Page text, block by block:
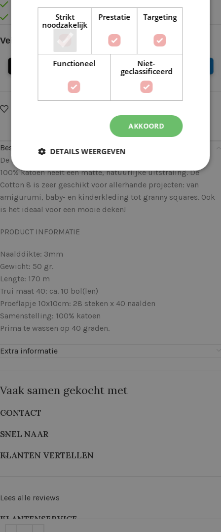
Gratis verzonden vanaf €55,-
Vóór 16:30 besteld = Zelfde (werk)dag verzonden
Veilig online betalen
Beschrijving
De Scheepjes Cotton 8 kleur 718 Zachtroze is gemaakt van
100% katoen heeft een matte, natuurlijke uitstraling. De
Cotton 8 is zeer geschikt voor allerhande projecten: van
amigurumi, baby- en kinderkleding tot granny squares. Ook
is het ideaal voor een mooie deken!
PRODUCT INFORMATIE
Naalddikte: 3mm
Gewicht: 50 gr.
Lengte: 170 m
Trui maat 40: ca. 10 bol(len)
Proeflapje 10x10cm: 28 steken x 40 naalden
Samenstelling: 100% katoen
Prima te wassen op 40 graden.
Extra informatie
Vaak samen gekocht met
CONTACT
SNEL NAAR
KLANTEN VERTELLEN
Lees alle reviews
KLANTENSERVICE
Strikt
noodzakelijk
Prestatie Targeting
Functioneel
Niet-
geclassificeerd
AKKOORD
DETAILS WEERGEVEN